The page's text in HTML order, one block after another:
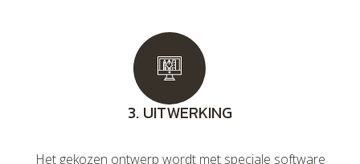
3. UITWERKING
Het gekozen ontwerp wordt met speciale software